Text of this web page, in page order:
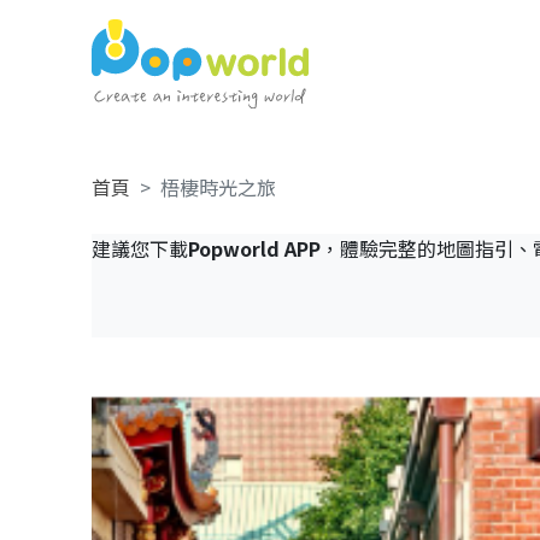
首頁 梧棲時光之旅
建議您下載Popworld APP，體驗完整的地圖指引